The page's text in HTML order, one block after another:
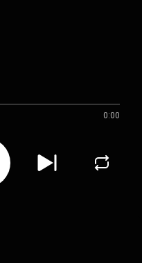
0:00